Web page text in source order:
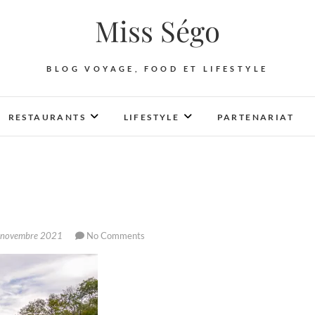
Miss Ségo
BLOG VOYAGE, FOOD ET LIFESTYLE
RESTAURANTS LIFESTYLE PARTENARIAT
2021 No Comments